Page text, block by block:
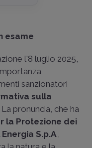
esame
l'8 luglio 2025,
sanzionatori
sulla
La pronuncia, che ha
la Protezione dei
Energia S.p.A.,